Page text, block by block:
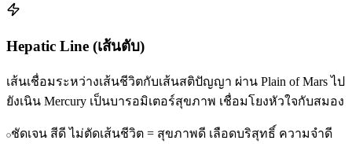
Hepatic Line (เส้นตับ)
เส้นเชื่อมระหว่างเส้นชีวิตกับเส้นสติปัญญา ผ่าน Plain of Mars ไป
ยังเนิน Mercury เป็นบารอมิเตอร์สุขภาพ เชื่อมโยงหัวใจกับสมอง
ชัดเจน สีดี ไม่ตัดเส้นชีวิต = สุขภาพดี เลือดบริสุทธิ์ ความจำดี